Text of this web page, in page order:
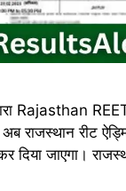
Rajasthan
राजस्थान रीट
जाएगा।